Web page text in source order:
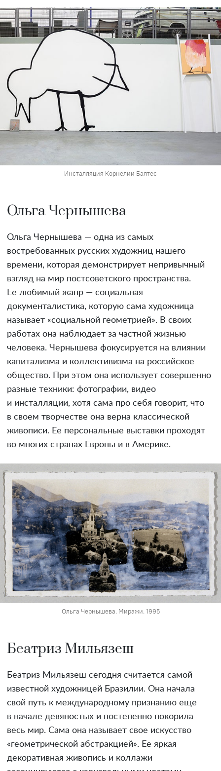
Инсталляция Корнелии Балтес
Ольга Чернышева
Ольга Чернышева — одна из самых
востребованных русских художниц нашего
времени, которая демонстрирует непривычный
взгляд на мир постсоветского пространства.
Ее любимый жанр — социальная
документалистика, которую сама художница
называет «социальной геометрией». В своих
работах она наблюдает за частной жизнью
человека. Чернышева фокусируется на влиянии
капитализма и коллективизма на российское
общество. При этом она использует совершенно
разные техники: фотографии, видео
и инсталляции, хотя сама про себя говорит, что
в своем творчестве она верна классической
живописи. Ее персональные выставки проходят
во многих странах Европы и в Америке.
Ольга Чернышева. Миражи. 1995
Беатриз Мильязеш
Беатриз Мильязеш сегодня считается самой
известной художницей Бразилии. Она начала
свой путь к международному признанию еще
в начале девяностых и постепенно покорила
весь мир. Сама она называет свое искусство
«геометрической абстракцией». Ее яркая
декоративная живопись и коллажи